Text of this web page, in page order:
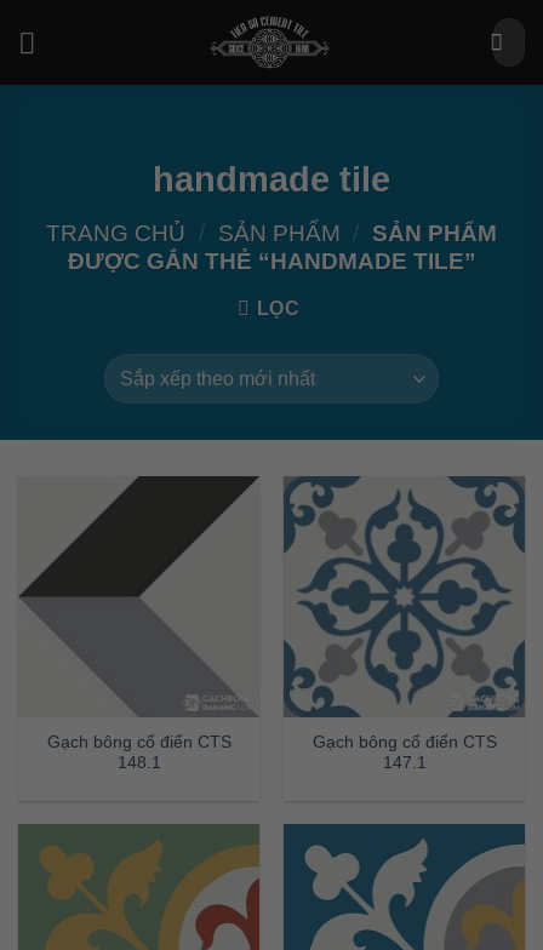
Tìm
kiếm:
handmade tile
TRANG CHỦ / SẢN PHẨM / SẢN PHẨM
ĐƯỢC GẮN THẺ “HANDMADE TILE”
LỌC
Gạch bông cổ điển CTS
148.1
Gạch bông cổ điển CTS
147.1